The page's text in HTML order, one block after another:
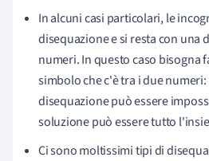
In alcuni casi particolari, le
disequazione e si resta con una
numeri. In questo caso bisogna
simbolo che c'è tra i due numeri:
disequazione può essere
soluzione può essere tutto
Ci sono moltissimi tipi di